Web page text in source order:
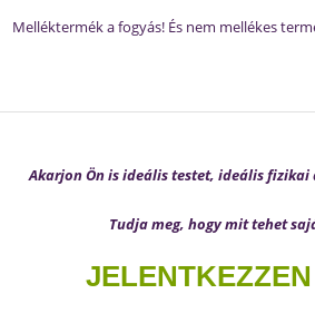
Melléktermék a fogyás! És nem mellékes
Akarjon Ön is ideális testet, ideális
Tudja meg, hogy mit tehet